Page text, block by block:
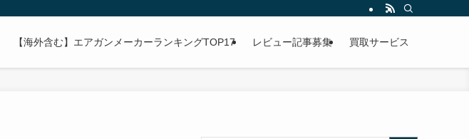
【海外含む】エアガンメーカーランキングTOP17 レビュー記事募集 買取サービス